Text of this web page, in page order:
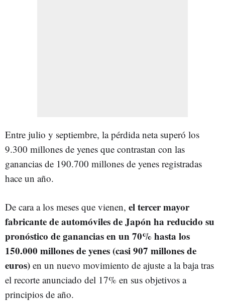
Entre julio y septiembre, la pérdida neta superó los
9.300 millones de yenes que contrastan con las
ganancias de 190.700 millones de yenes registradas
hace un año.
De cara a los meses que vienen, el tercer mayor
fabricante de automóviles de Japón ha reducido su
pronóstico de ganancias en un 70% hasta los
150.000 millones de yenes (casi 907 millones de
euros) en un nuevo movimiento de ajuste a la baja tras
el recorte anunciado del 17% en sus objetivos a
principios de año.